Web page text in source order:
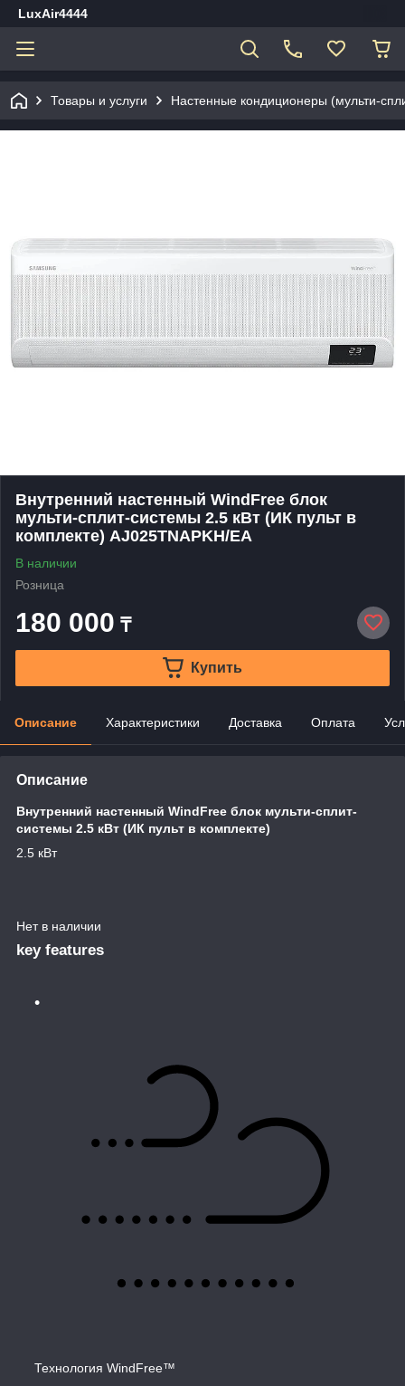
LuxAir4444
Товары и услуги Настенные кондиционеры (мульти-
Внутренний настенный WindFree блок
мульти-сплит-системы 2.5 кВт (ИК пульт в
комплекте) AJ025TNAPKH/EA
В наличии
Розница
180 000 ₸
Купить
Описание Характеристики Доставка Оплата
Описание
Внутренний настенный WindFree блок мульти-сплит-
системы 2.5 кВт (ИК пульт в комплекте)
2.5 кВт
Нет в наличии
key features
Технология WindFree™